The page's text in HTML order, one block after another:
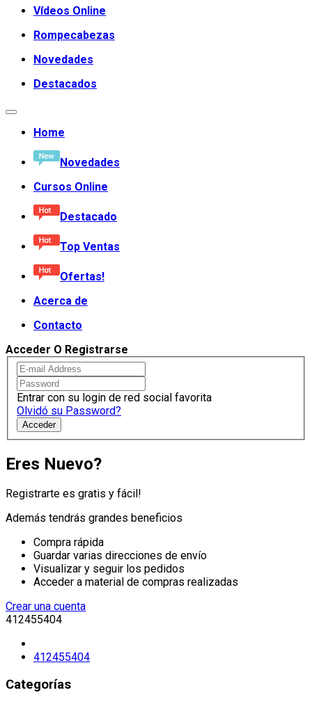
Vídeos Online
Rompecabezas
Novedades
Destacados
Home
Novedades
Cursos Online
Destacado
Top Ventas
Ofertas!
Acerca de
Contacto
Acceder O Registrarse
Entrar con su login de red social favorita
Olvidó su Password?
Acceder
Eres Nuevo?
Registrarte es gratis y fácil!
Además tendrás grandes beneficios
Compra rápida
Guardar varias direcciones de envío
Visualizar y seguir los pedidos
Acceder a material de compras realizadas
Crear una cuenta
412455404
412455404
Categorías